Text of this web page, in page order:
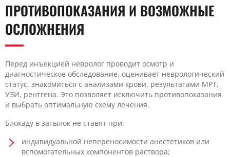
ПРОТИВОПОКАЗАНИЯ И ВОЗМОЖНЫЕ
ОСЛОЖНЕНИЯ
Перед инъекцией невролог проводит осмотр и
диагностическое обследование, оценивает неврологический
статус, знакомиться с анализами крови, результатами МРТ,
УЗИ, рентгена. Это позволяет исключить противопоказания
и выбрать оптимальную схему лечения.
Блокаду в затылок не ставят при:
индивидуальной непереносимости анестетиков или
вспомогательных компонентов раствора;